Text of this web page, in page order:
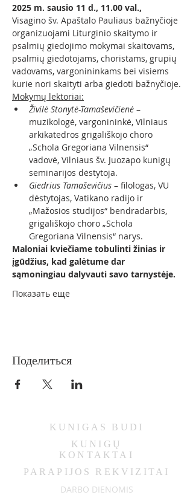
2025 m. sausio 11 d., 11.00 val.,
Visagino šv. Apaštalo Pauliaus bažnyčioje
organizuojami Liturginio skaitymo ir
psalmių giedojimo mokymai skaitovams,
psalmių giedotojams, choristams, grupių
vadovams, vargonininkams bei visiems
kurie nori skaityti arba giedoti bažnyčioje.
Mokymų lektoriai:
Živilė Stonytė-Tamaševičienė –
muzikologė, vargonininkė, Vilniaus
arkikatedros grigališkojo choro
„Schola Gregoriana Vilnensis“
vadovė, Vilniaus šv. Juozapo kunigų
seminarijos dėstytoja.
Giedrius Tamaševičius – filologas, VU
dėstytojas, Vatikano radijo ir
„Mažosios studijos“ bendradarbis,
grigališkojo choro „Schola
Gregoriana Vilnensis“ narys.
Maloniai kviečiame tobulinti žinias ir
įgūdžius, kad galėtume dar
sąmoningiau dalyvauti savo tarnystėje.
Показать еще
Поделиться
KUNIGAS BUDI
KUNIGŲ
KONTAKTAI
PARAPIJOS REKVIZITAI
DARBO DIENOMIS